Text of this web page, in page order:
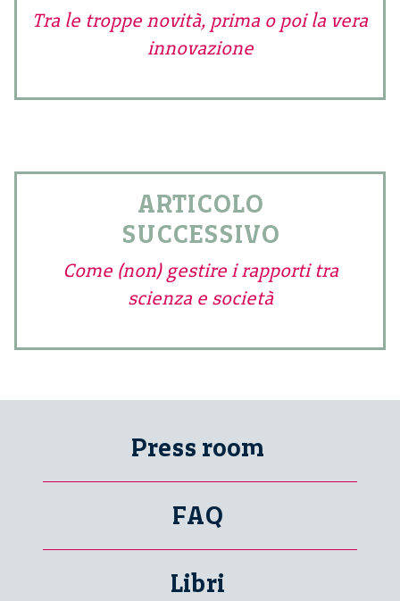
Tra le troppe novità, prima o poi la vera
innovazione
ARTICOLO
SUCCESSIVO
Come (non) gestire i rapporti tra
scienza e società
Press room
FAQ
Libri